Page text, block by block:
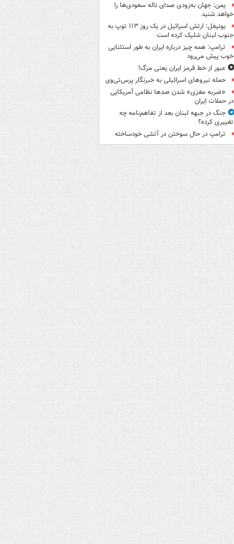
یمن: جهان به‌زودی صدای ناله سعودی‌ها را
خواهد شنید
یونیفل: ارتش اسرائیل در یک روز ۱۱۳ توپ به
جنوب لبنان شلیک کرده است
ترامپ: همه چیز درباره ایران به طور استثنایی
خوب پیش می‌رود
عبور از خط قرمز ایران یعنی مرگ!
حمله نیروهای اسرائیلی به خبرنگار پرس‌تی‌وی
«ضربه مغزی» شدن صدها نظامی آمریکایی
در حملات ایران
جنگ در جبهه لبنان بعد از تفاهم‌نامه چه
تغییری کرده؟
ترامپ در حال سوختن در آتشی خودساخته